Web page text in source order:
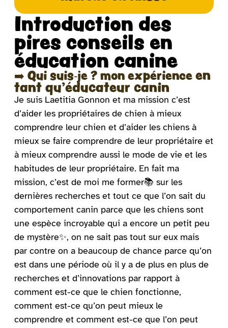
Introduction des
pires conseils en
éducation canine
➡️ Qui suis-je ? mon expérienceen
tant qu’éducateur canin
Je suis Laetitia Gonnon et ma mission c’est
d’aider les propriétaires de chien à mieux
comprendre leur chien et d’aider les chiens à
mieux se faire comprendre de leur propriétaire et
à mieux comprendre aussi le mode de vie et les
habitudes de leur propriétaire. En fait ma
mission, c’est de moi me former📚 sur les
dernières recherches et tout ce que l’on sait du
comportement canin parce que les chiens sont
une espèce incroyable qui a encore un petit peu
de mystère✨, on ne sait pas tout sur eux mais
par contre on a beaucoup de chance parce qu’on
est dans une période où il y a de plus en plus de
recherches et d’innovations par rapport à
comment est-ce que le chien fonctionne,
comment est-ce qu’on peut mieux le
comprendre et comment est-ce que l’on peut